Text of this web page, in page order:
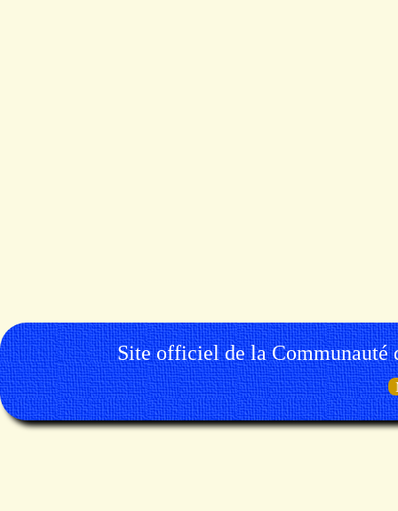
Site officiel de la Communauté